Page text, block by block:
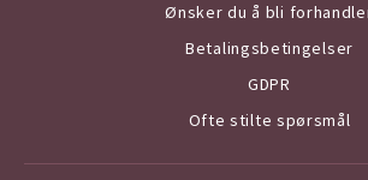
Ønsker du å bli
Betalingsbetingelser
GDPR
Ofte stilte spørsmål